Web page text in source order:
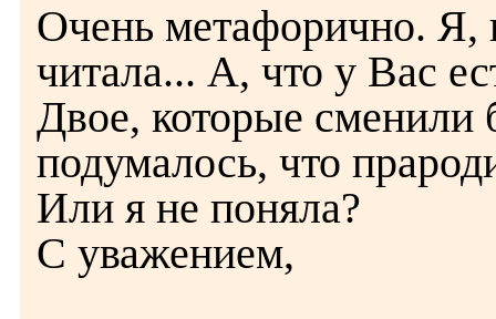
Очень метафорично. Я,
читала... А, что у Вас
Двое, которые сменили
подумалось, что
Или я не поняла?
С уважением,